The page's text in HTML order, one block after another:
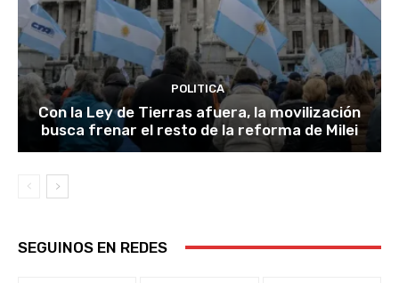
POLITICA
Con la Ley de Tierras afuera, la movilización
busca frenar el resto de la reforma de Milei
SEGUINOS EN REDES